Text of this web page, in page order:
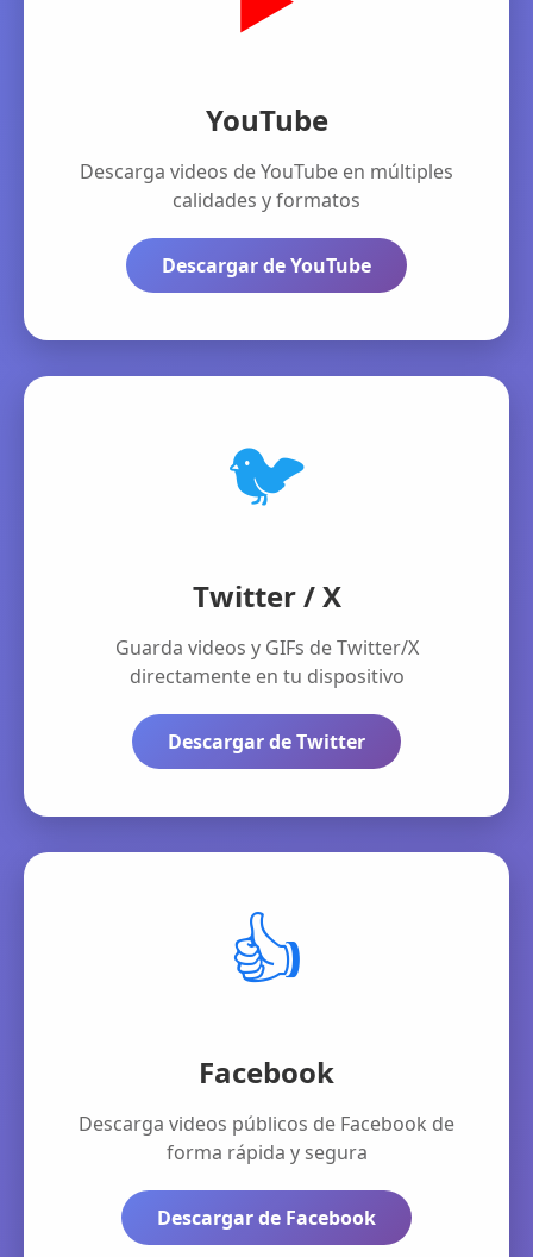
YouTube
Descarga videos de YouTube en múltiples
calidades y formatos
Descargar de YouTube
🐦
Twitter / X
Guarda videos y GIFs de Twitter/X
directamente en tu dispositivo
Descargar de Twitter
👍
Facebook
Descarga videos públicos de Facebook de
forma rápida y segura
Descargar de Facebook